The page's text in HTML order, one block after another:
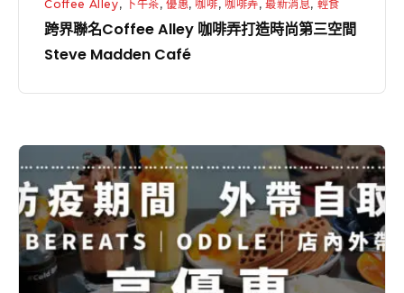
三
Steve
Madden
Café
Coffee Alley, 下午茶, 優惠, 咖啡, 咖啡弄, 最新消息, 輕食
跨界聯名Coffee Alley 咖啡弄打造時尚第三空間
Steve Madden Café
【
咖
啡
弄
｜
防